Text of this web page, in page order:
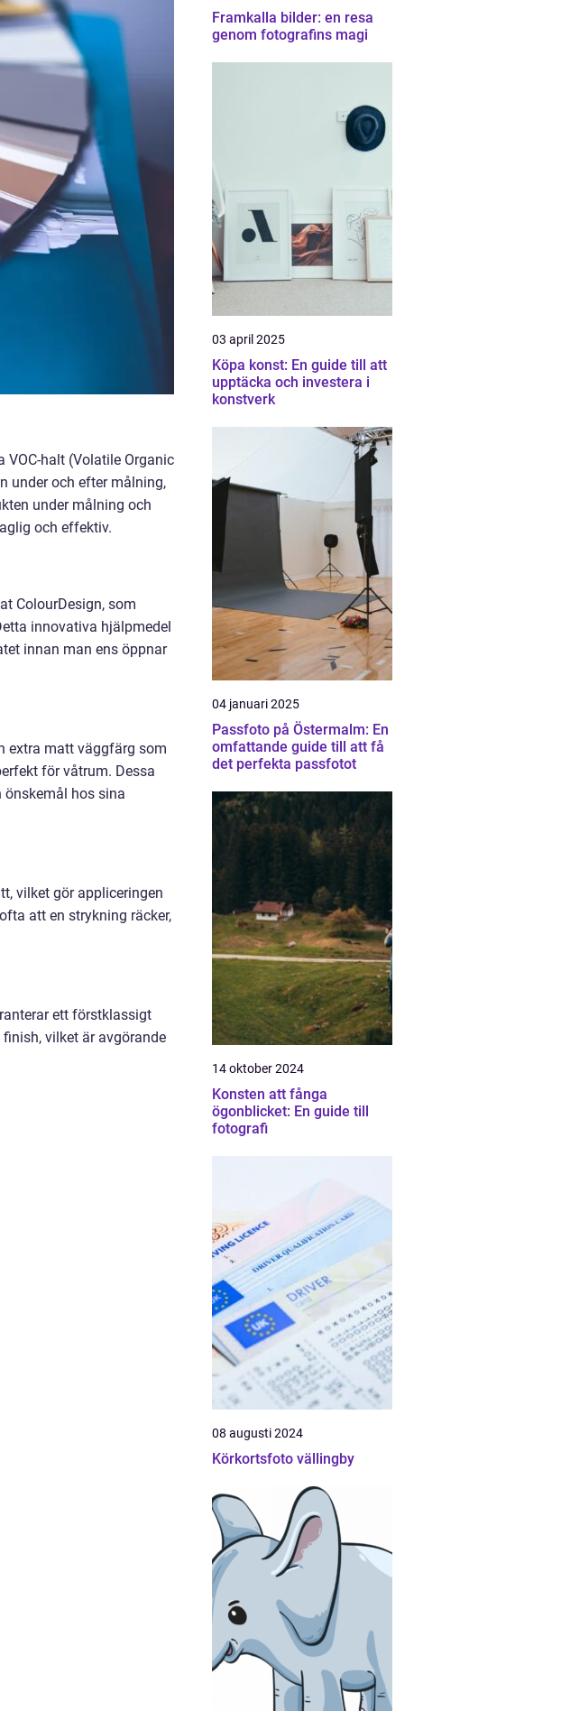
halt (Volatile Organic
under och efter målning,
under målning och
och effektiv.
ColourDesign, som
innovativa hjälpmedel
innan man ens öppnar
extra matt väggfärg som
för våtrum. Dessa
hos sina
vilket gör appliceringen
att en strykning räcker,
ett förstklassigt
vilket är avgörande
Framkalla bilder: en resa
genom fotografins magi
03 april 2025
Köpa konst: En guide till att
upptäcka och investera i
konstverk
04 januari 2025
Passfoto på Östermalm: En
omfattande guide till att få
det perfekta passfotot
14 oktober 2024
Konsten att fånga
ögonblicket: En guide till
fotografi
08 augusti 2024
Körkortsfoto vällingby